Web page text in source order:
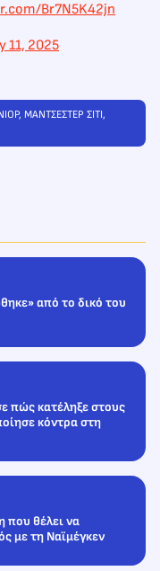
Br7N5K42jn
11, 2025
, ΜΑΝΤΣΕΣΤΕΡ ΣΙΤΙ
από το δικό του
πώς κατέληξε στους
κόντρα στη
που θέλει να
με τη Ναϊμέγκεν